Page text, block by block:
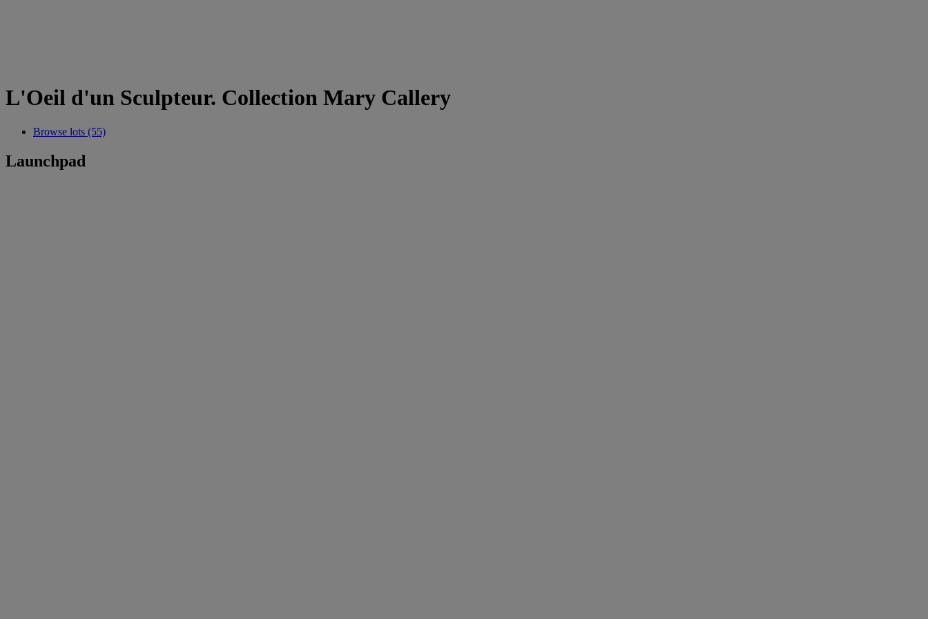
L'Oeil d'un Sculpteur. Collection Mary Callery
Browse lots (55)
Launchpad